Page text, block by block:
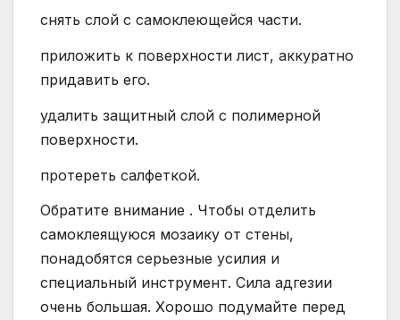
снять слой с самоклеющейся части.
приложить к поверхности лист, аккуратно
придавить его.
удалить защитный слой с полимерной
поверхности.
протереть салфеткой.
Обратите внимание . Чтобы отделить
самоклеящуюся мозаику от стены,
понадобятся серьезные усилия и
специальный инструмент. Сила адгезии
очень большая. Хорошо подумайте перед